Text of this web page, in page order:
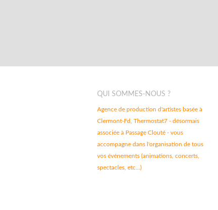
QUI SOMMES-NOUS ?
Agence de production d'artistes basée à
Clermont-Fd, Thermostat7 - désormais
associée à Passage Clouté - vous
accompagne dans l'organisation de tous
vos événements (animations, concerts,
spectacles, etc...)